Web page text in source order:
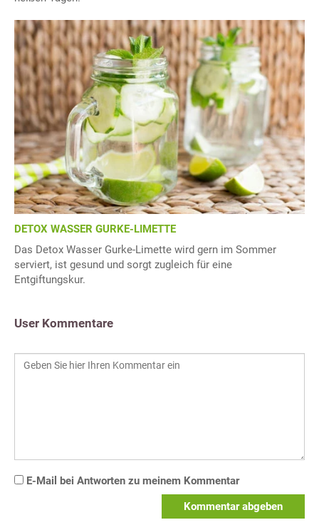
DETOX WASSER GURKE-LIMETTE
Das Detox Wasser Gurke-Limette wird gern im Sommer
serviert, ist gesund und sorgt zugleich für eine
Entgiftungskur.
User Kommentare
E-Mail bei Antworten zu meinem Kommentar
Kommentar abgeben